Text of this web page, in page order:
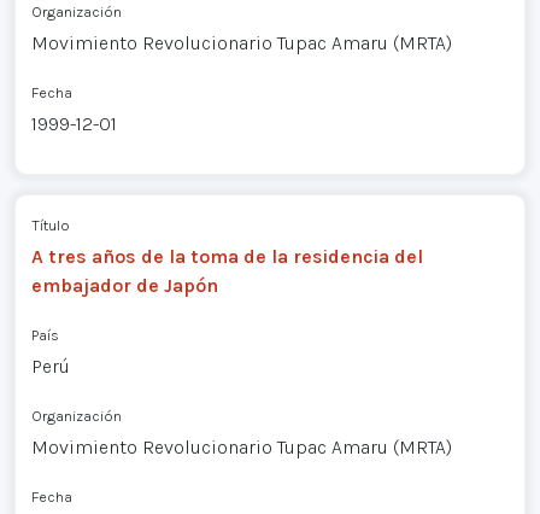
Organización
Movimiento Revolucionario Tupac Amaru (MRTA)
Fecha
1999-12-01
Título
A tres años de la toma de la residencia del
embajador de Japón
País
Perú
Organización
Movimiento Revolucionario Tupac Amaru (MRTA)
Fecha